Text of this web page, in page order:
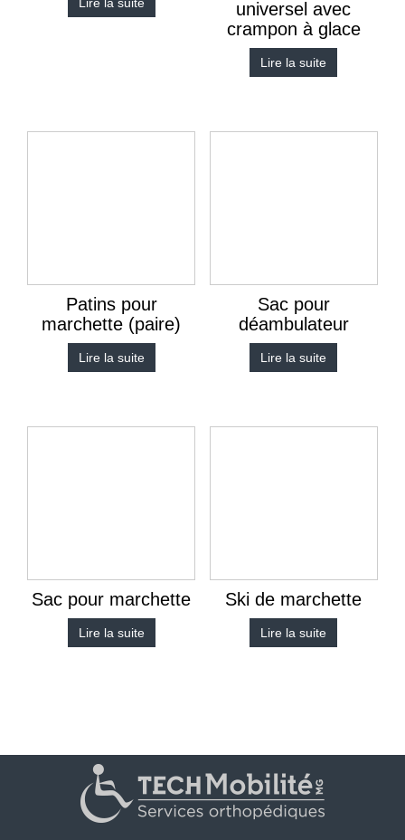
universel avec
crampon à glace
Lire la suite
Patins pour
marchette (paire)
Lire la suite
Sac pour
déambulateur
Lire la suite
Sac pour marchette
Lire la suite
Ski de marchette
Lire la suite